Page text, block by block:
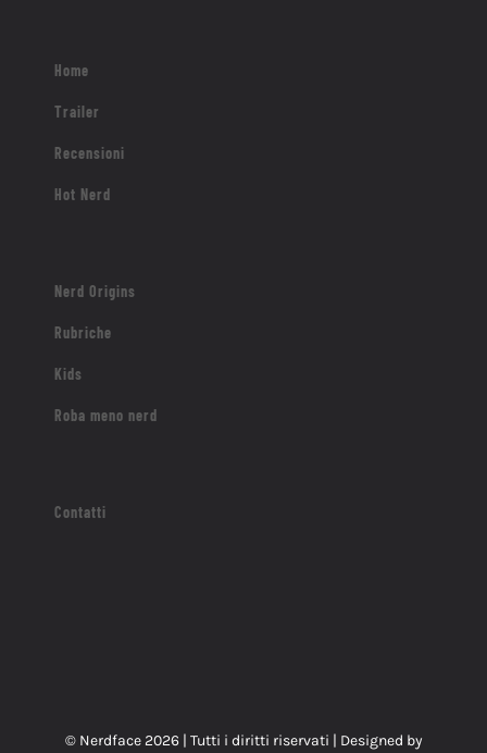
Home
Trailer
Recensioni
Hot Nerd
Nerd Origins
Rubriche
Kids
Roba meno nerd
Contatti
© Nerdface 2026 | Tutti i diritti riservati | Designed by